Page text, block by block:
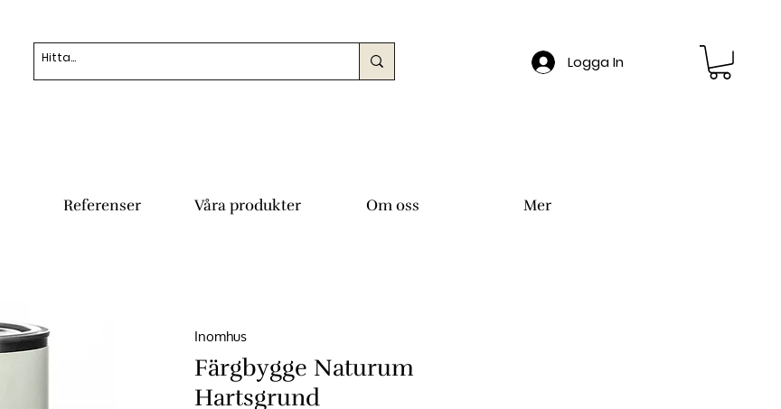
Logga In
Referenser Våra produkter Om oss Mer
Inomhus
Färgbygge Naturum
Hartsgrund